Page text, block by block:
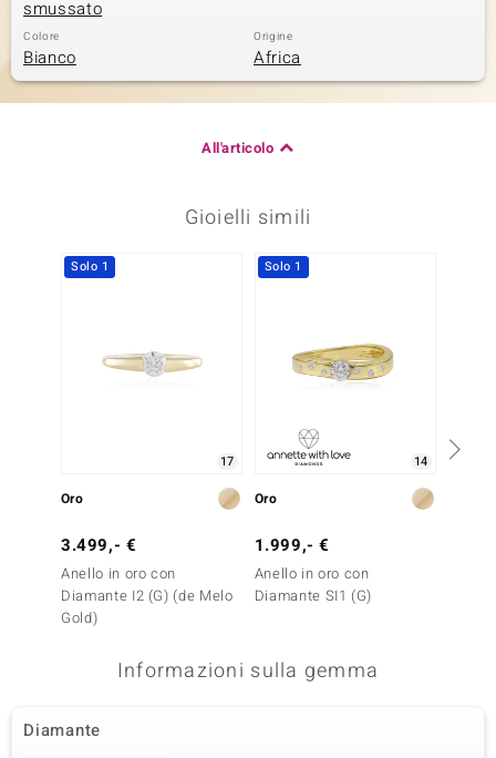
smussato
Colore
Bianco
Origine
Africa
All'articolo
Gioielli simili
Solo 1
17
Oro
3.499,- €
Anello in oro con
Diamante I2 (G) (de Melo
Gold)
Solo 1
14
Oro
1.999,- €
Anello in oro con
Diamante SI1 (G)
Informazioni sulla gemma
Diamante